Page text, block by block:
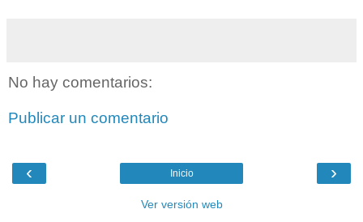
No hay comentarios:
Publicar un comentario
‹ ›
Inicio
Ver versión web